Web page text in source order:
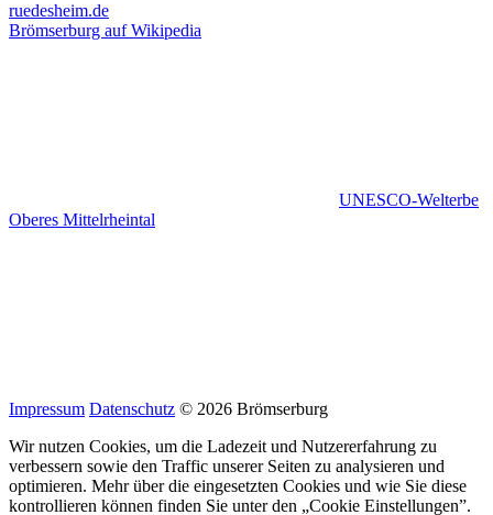
ruedesheim.de
Brömserburg auf Wikipedia
UNESCO-Welterbe
Oberes Mittelrheintal
Impressum Datenschutz © 2026 Brömserburg
Wir nutzen Cookies, um die Ladezeit und Nutzererfahrung zu
verbessern sowie den Traffic unserer Seiten zu analysieren und
optimieren. Mehr über die eingesetzten Cookies und wie Sie diese
kontrollieren können finden Sie unter den „Cookie Einstellungen”.